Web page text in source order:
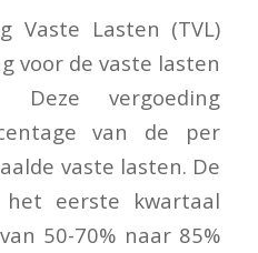
Vaste Lasten (TVL)
voor de vaste lasten
vergoeding
van de per
vaste lasten. De
eerste kwartaal
50-70% naar 85%